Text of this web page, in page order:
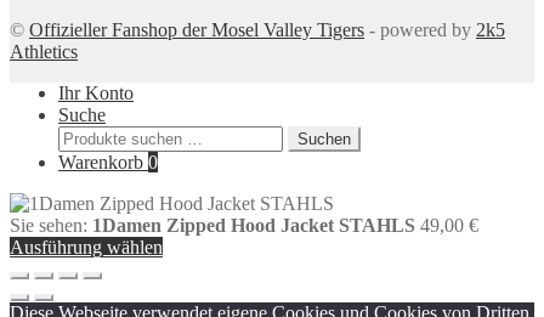
© Offizieller Fanshop der Mosel Valley Tigers - powered by 2k5
Athletics
Ihr Konto
Suche
Suchen
nach:
Suchen
Warenkorb 0
Sie sehen: 1Damen Zipped Hood Jacket STAHLS 49,00 €
Ausführung wählen
Diese Webseite verwendet eigene Cookies und Cookies von Dritten